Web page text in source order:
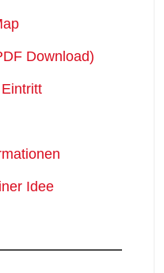
Download)
Idee